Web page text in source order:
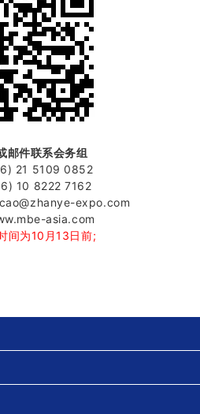
邮件联系会务组
21 5109 0852
10 8222 7162
expo.com
asia.com
间为10月13日前;